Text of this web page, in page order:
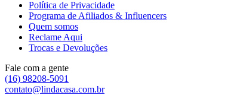
Política de Privacidade
Programa de Afiliados & Influencers
Quem somos
Reclame Aqui
Trocas e Devoluções
Fale com a gente
(16) 98208-5091
contato@lindacasa.com.br